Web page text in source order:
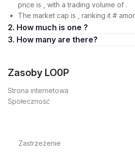
price is , with a trading volume of .
The market cap is , ranking it #
2. How much is one ?
3. How many are there?
Zasoby LO0P
Strona internetowa
Społeczność
Zastrzeżenie